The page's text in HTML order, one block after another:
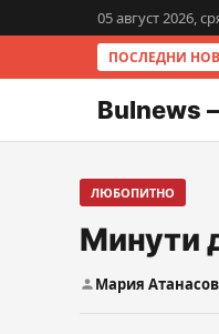
05 август 2026,
ПОСЛЕДНИ
Bulnews
ЛЮБОПИТНО
Минути
Мария